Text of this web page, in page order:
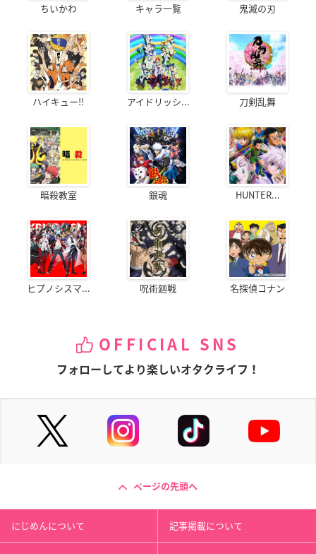
ちいかわ キャラ一覧 鬼滅の刃
ハイキュー!! アイドリッシ... 刀剣乱舞
暗殺教室 銀魂 HUNTER...
ヒプノシスマ... 呪術廻戦 名探偵コナン
OFFICIAL SNS
フォローしてより楽しいオタクライフ！
ページの先頭へ
にじめんについて 記事掲載について